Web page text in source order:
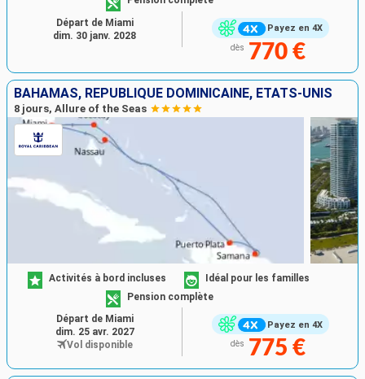
Payez en 4X
dès 770 €
Départ de Miami
dim. 30 janv. 2028
BAHAMAS, RÉPUBLIQUE DOMINICAINE, ÉTATS-UNIS
8 jours, Allure of the Seas
Payez en 4X
Activités à bord incluses
Idéal pour les familles
Pension complète
dès 775 €
Départ de Miami
dim. 25 avr. 2027
Vol disponible